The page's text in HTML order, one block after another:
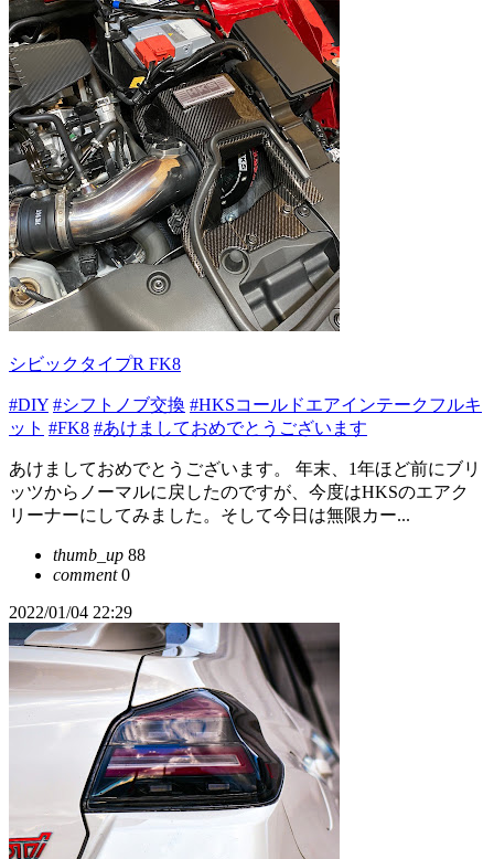
シビックタイプR FK8
#DIY #シフトノブ交換 #HKSコールドエアインテークフルキ
ット #FK8 #あけましておめでとうございます
あけましておめでとうございます。 年末、1年ほど前にブリ
ッツからノーマルに戻したのですが、今度はHKSのエアク
リーナーにしてみました。そして今日は無限カー...
thumb_up 88
comment0
2022/01/04 22:29